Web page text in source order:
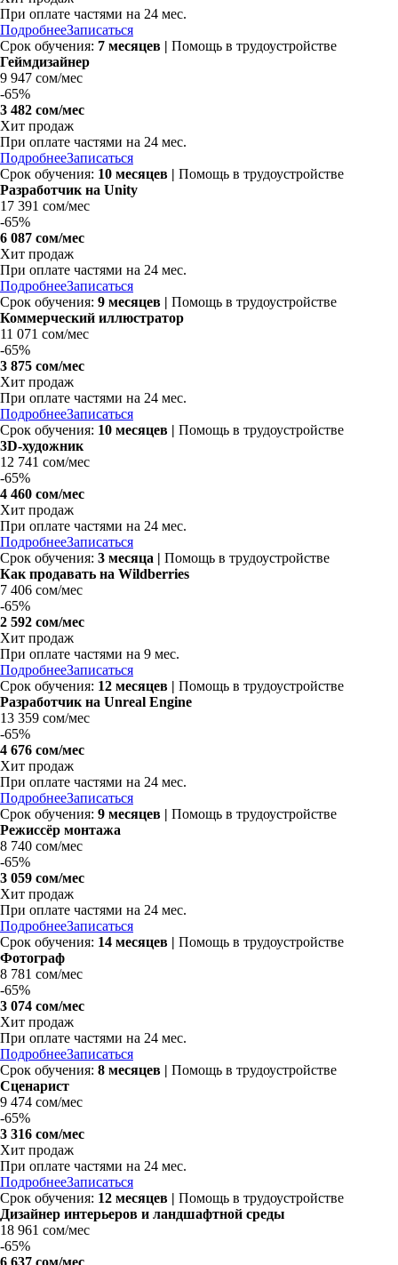
При оплате частями на 24 мес.
ПодробнееЗаписаться
Срок обучения: 7 месяцев | Помощь в трудоустройстве
Геймдизайнер
9 947 сом/мес
-65%
3 482 сом/мес
Хит продаж
При оплате частями на 24 мес.
ПодробнееЗаписаться
Срок обучения: 10 месяцев | Помощь в трудоустройстве
Разработчик на Unity
17 391 сом/мес
-65%
6 087 сом/мес
Хит продаж
При оплате частями на 24 мес.
ПодробнееЗаписаться
Срок обучения: 9 месяцев | Помощь в трудоустройстве
Коммерческий иллюстратор
11 071 сом/мес
-65%
3 875 сом/мес
Хит продаж
При оплате частями на 24 мес.
ПодробнееЗаписаться
Срок обучения: 10 месяцев | Помощь в трудоустройстве
3D-художник
12 741 сом/мес
-65%
4 460 сом/мес
Хит продаж
При оплате частями на 24 мес.
ПодробнееЗаписаться
Срок обучения: 3 месяца | Помощь в трудоустройстве
Как продавать на Wildberries
7 406 сом/мес
-65%
2 592 сом/мес
Хит продаж
При оплате частями на 9 мес.
ПодробнееЗаписаться
Срок обучения: 12 месяцев | Помощь в трудоустройстве
Разработчик на Unreal Engine
13 359 сом/мес
-65%
4 676 сом/мес
Хит продаж
При оплате частями на 24 мес.
ПодробнееЗаписаться
Срок обучения: 9 месяцев | Помощь в трудоустройстве
Режиссёр монтажа
8 740 сом/мес
-65%
3 059 сом/мес
Хит продаж
При оплате частями на 24 мес.
ПодробнееЗаписаться
Срок обучения: 14 месяцев | Помощь в трудоустройстве
Фотограф
8 781 сом/мес
-65%
3 074 сом/мес
Хит продаж
При оплате частями на 24 мес.
ПодробнееЗаписаться
Срок обучения: 8 месяцев | Помощь в трудоустройстве
Сценарист
9 474 сом/мес
-65%
3 316 сом/мес
Хит продаж
При оплате частями на 24 мес.
ПодробнееЗаписаться
Срок обучения: 12 месяцев | Помощь в трудоустройстве
Дизайнер интерьеров и ландшафтной среды
18 961 сом/мес
-65%
6 637 сом/мес